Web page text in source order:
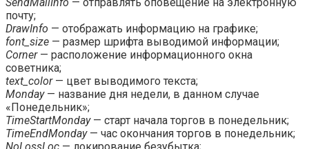
почту;
DrawInfo — отображать информацию на графике;
font_size — размер шрифта выводимой информации;
Corner— расположение информационного окна
советника;
text_color— цвет выводимого текста;
Monday— название дня недели, в данном случае
«Понедельник»;
TimeStartMonday— старт начала торгов в понедельник;
TimeEndMonday— час окончания торгов в понедельник;